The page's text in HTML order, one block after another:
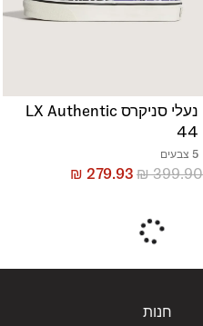
נעלי סניקרס LX Authentic
44
5 צבעים
₪399.90
₪ 279.93
חנות